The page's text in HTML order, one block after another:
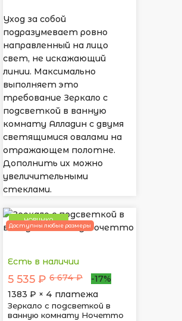
Уход за собой
подразумевает ровно
направленный на лицо
свет, не искажающий
линии. Максимально
выполняет это
требование Зеркало с
подсветкой в ванную
комнату Алладин с двумя
светящимися овалами на
отражающем полотне.
Дополнить их можно
увеличительными
стеклами.
НОВИНКА
Доступны любые размеры
Есть в наличии
5 535 ₽ 6 674 ₽
-17%
1383 ₽ × 4 платежа
Зеркало с подсветкой в
ванную комнату Ночетто